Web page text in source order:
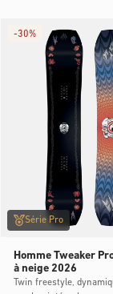
Série Pro
Homme Tweaker
à neige 2026
Twin freestyle,
-30%